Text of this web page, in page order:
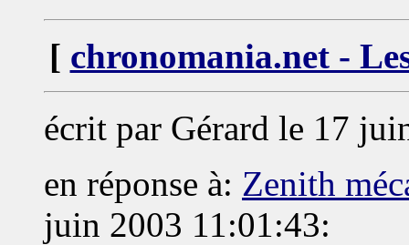
[ chronomania.net -
écrit par Gérard le 17
en réponse à: Zenith
juin 2003 11:01:43: